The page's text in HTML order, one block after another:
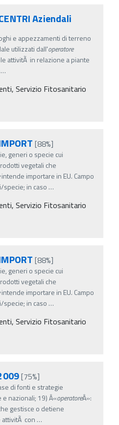
Aziendali
e appezzamenti di terreno
utilizzati dall'operatore
attivitÃ in relazione a piante
…
Servizio Fitosanitario
[88%]
generi o specie cui
vegetali che
intende importare in EU. Campo
specie; in caso …
Servizio Fitosanitario
[88%]
generi o specie cui
vegetali che
intende importare in EU. Campo
specie; in caso …
Servizio Fitosanitario
[75%]
di fonti e strategie
nazionali; 19) Â«operatoreÂ»:
gestisce o detiene
con …